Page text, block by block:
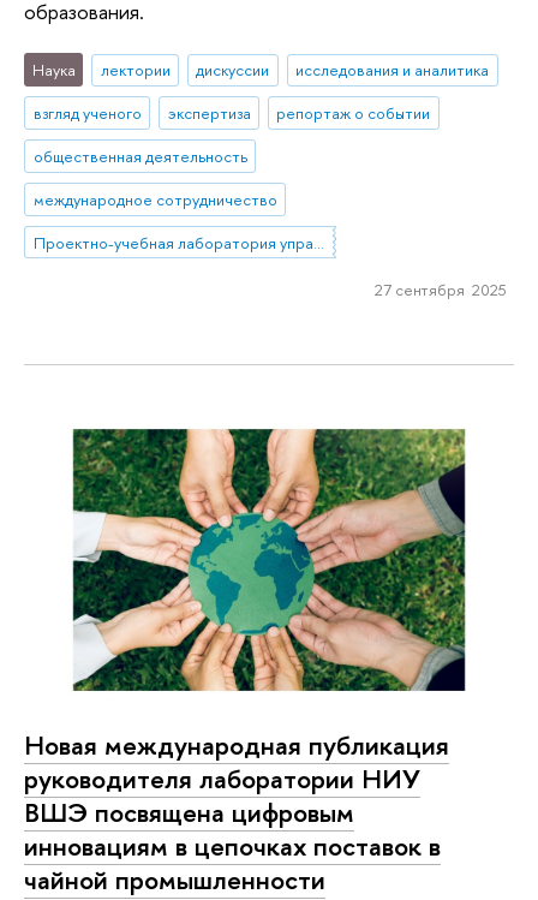
образования.
Наука лектории дискуссии
исследования и аналитика
взгляд ученого
экспертиза
репортаж о событии
общественная деятельность
международное сотрудничество
27 сентября 2025
Новая международная публикация
руководителя лаборатории НИУ
ВШЭ посвящена цифровым
инновациям в цепочках поставок в
чайной промышленности